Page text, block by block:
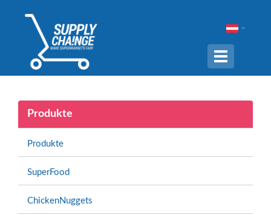
Navigation
ein-/
Produkte
Produkte
SuperFood
ChickenNuggets